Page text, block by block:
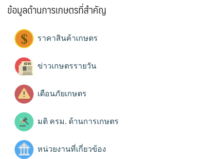
ข้อมูลด้านการเกษตรที่สำคัญ
ราคาสินค้าเกษตร
ข่าวเกษตรรายวัน
เตือนภัยเกษตร
มติ ครม. ด้านการเกษตร
หน่วยงานที่เกี่ยวข้อง